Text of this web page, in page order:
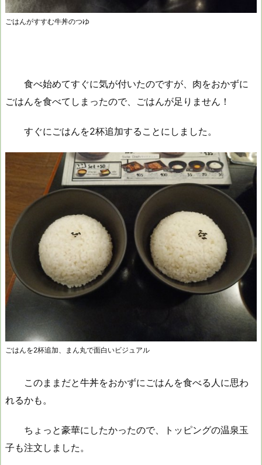
ごはんがすすむ牛丼のつゆ
食べ始めてすぐに気が付いたのですが、肉をおかずに
ごはんを食べてしまったので、ごはんが足りません！
すぐにごはんを2杯追加することにしました。
ごはんを2杯追加、まん丸で面白いビジュアル
このままだと牛丼をおかずにごはんを食べる人に思わ
れるかも。
ちょっと豪華にしたかったので、トッピングの温泉玉
子も注文しました。